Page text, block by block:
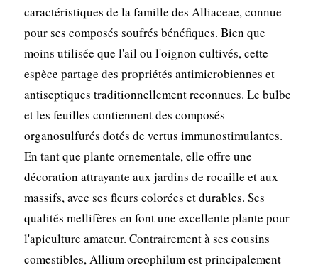
caractéristiques de la famille des Alliaceae, connue
pour ses composés soufrés bénéfiques. Bien que
moins utilisée que l'ail ou l'oignon cultivés, cette
espèce partage des propriétés antimicrobiennes et
antiseptiques traditionnellement reconnues. Le bulbe
et les feuilles contiennent des composés
organosulfurés dotés de vertus immunostimulantes.
En tant que plante ornementale, elle offre une
décoration attrayante aux jardins de rocaille et aux
massifs, avec ses fleurs colorées et durables. Ses
qualités mellifères en font une excellente plante pour
l'apiculture amateur. Contrairement à ses cousins
comestibles, Allium oreophilum est principalement